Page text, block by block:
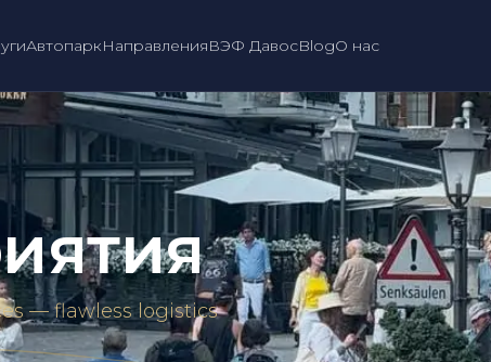
АвтопаркНаправленияВЭФ ДавосBlogО нас
— flawless logistics